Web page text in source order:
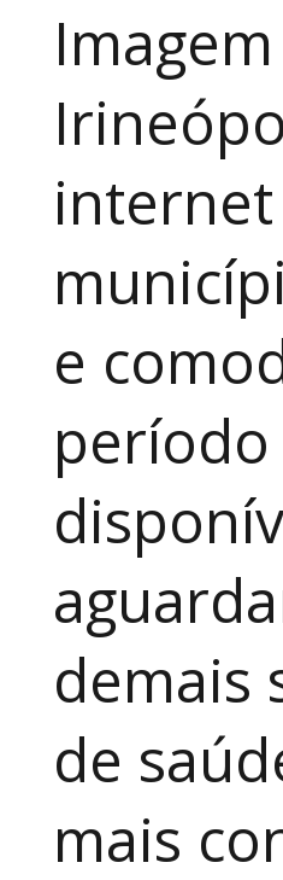
internet
e
demais
de
mais